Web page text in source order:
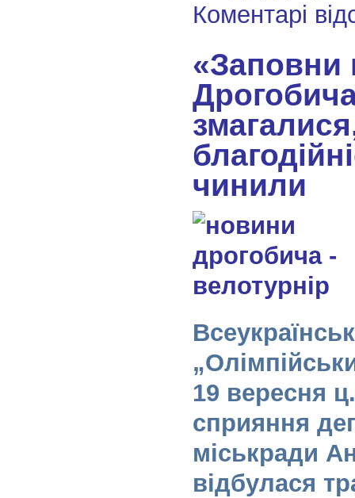
Коментарі
«Заповни
чинили
19 вересня
сприяння
міськради
відбулася